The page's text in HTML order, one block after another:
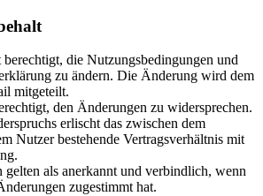
die Nutzungsbedingungen und
zu ändern. Die Änderung wird dem
mitgeteilt.
den Änderungen zu widersprechen.
erlischt das zwischen dem
Nutzer bestehende Vertragsverhältnis mit
als anerkannt und verbindlich, wenn
zugestimmt hat.